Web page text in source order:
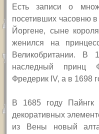
Есть записи о
посетивших часовню
Йоргене, сыне
женился на
Великобритании. В
наследный принц
Фредерик IV,а в 1698
В 1685 году
декоративных
из Вены новый